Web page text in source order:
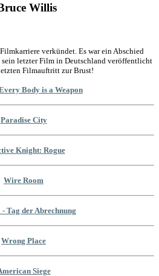
Willis
verkündet. Es war ein Abschied
letzter Film in Deutschland veröffentlicht
Filmauftritt zur Brust!
Body is a Weapon
Paradise City
Knight: Rogue
Wire Room
- Tag der Abrechnung
Wrong Place
Siege